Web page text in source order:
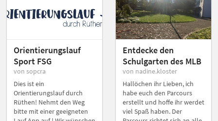
Orientierungslauf
Sport FSG
von sopcra
Dies ist ein
Orientierungslauf durch
Rüthen! Nehmt den Weg
bitte mit einer geeigneten
Entdecke den
Schulgarten des MLB
von nadine.kloster
Hallöchen ihr Lieben, ich
habe euch den Parcours
erstellt und hoffe ihr werdet
viel Spaß haben. Der